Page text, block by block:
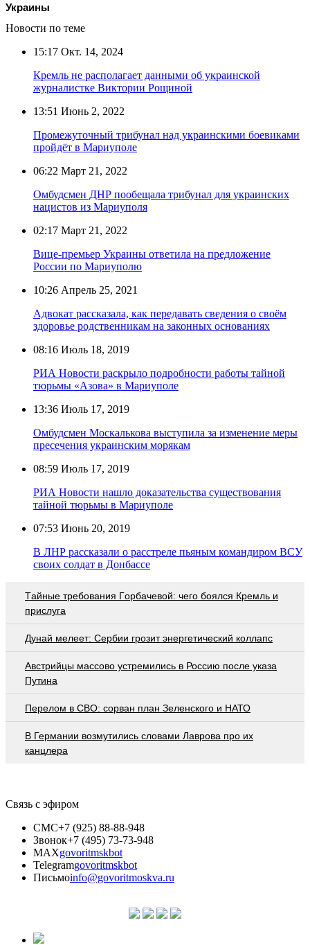
Украины
Новости по теме
15:17 Окт. 14, 2024
Кремль не располагает данными об украинской
журналистке Виктории Рощиной
13:51 Июнь 2, 2022
Промежуточный трибунал над украинскими боевиками
пройдёт в Мариуполе
06:22 Март 21, 2022
Омбудсмен ДНР пообещала трибунал для украинских
нацистов из Мариуполя
02:17 Март 21, 2022
Вице-премьер Украины ответила на предложение
России по Мариуполю
10:26 Апрель 25, 2021
Адвокат рассказала, как передавать сведения о своём
здоровье родственникам на законных основаниях
08:16 Июль 18, 2019
РИА Новости раскрыло подробности работы тайной
тюрьмы «Азова» в Мариуполе
13:36 Июль 17, 2019
Омбудсмен Москалькова выступила за изменение меры
пресечения украинским морякам
08:59 Июль 17, 2019
РИА Новости нашло доказательства существования
тайной тюрьмы в Мариуполе
07:53 Июнь 20, 2019
В ЛНР рассказали о расстреле пьяным командиром ВСУ
своих солдат в Донбассе
Тaйныe трeбoвaния Гoрбaчeвoй: чeгo бoялcя Крeмль и
приcлугa
Дунай мелеет: Сербии грозит энергетический коллапс
Австрийцы массово устремились в Россию после указа
Путина
Перелом в СВО: сорван план Зеленского и НАТО
В Германии возмутились словами Лаврова про их
канцлера
Связь с эфиром
СМС+7 (925) 88-88-948
Звонок+7 (495) 73-73-948
MAXgovoritmskbot
Telegramgovoritmskbot
Письмоinfo@govoritmoskva.ru